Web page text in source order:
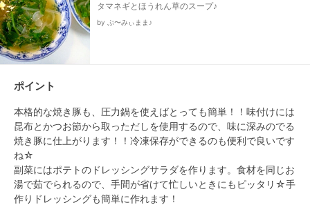
タマネギとほうれん草のスープ♪
by ぷ〜みぃまま♪
ポイント
本格的な焼き豚も、圧力鍋を使えばとっても簡単！！味付けには
昆布とかつお節から取っただしを使用するので、味に深みのでる
焼き豚に仕上がります！！冷凍保存ができるのも便利で良いです
ね☆
副菜にはポテトのドレッシングサラダを作ります。食材を同じお
湯で茹でられるので、手間が省けて忙しいときにもピッタリ☆手
作りドレッシングも簡単に作れます！